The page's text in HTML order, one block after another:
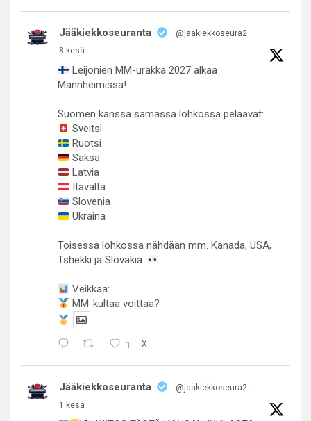
Jääkiekkoseuranta @jaakiekkoseura2
·
8 kesä
Leijonien MM-urakka 2027 alkaa
Mannheimissa!
Suomen kanssa samassa lohkossa pelaavat:
Sveitsi
Ruotsi
Saksa
Latvia
Itävalta
Slovenia
Ukraina
Toisessa lohkossa nähdään mm. Kanada, USA,
Tshekki ja Slovakia.
Veikkaa:
MM-kultaa voittaa?
1 X
Jääkiekkoseuranta @jaakiekkoseura2
·
1 kesä